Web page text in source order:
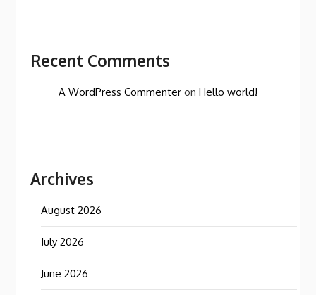
Recent Comments
A WordPress Commenter onHello world!
Archives
August 2026
July 2026
June 2026